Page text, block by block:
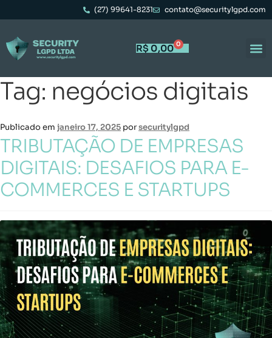
(27) 99641-8231 contato@securitylgpd.com
R$ 0,00 0
Tag: negócios digitais
Publicado em janeiro 17, 2025 porsecuritylgpd
TRIBUTAÇÃO DE EMPRESAS
DIGITAIS: DESAFIOS PARA E-
COMMERCES E STARTUPS